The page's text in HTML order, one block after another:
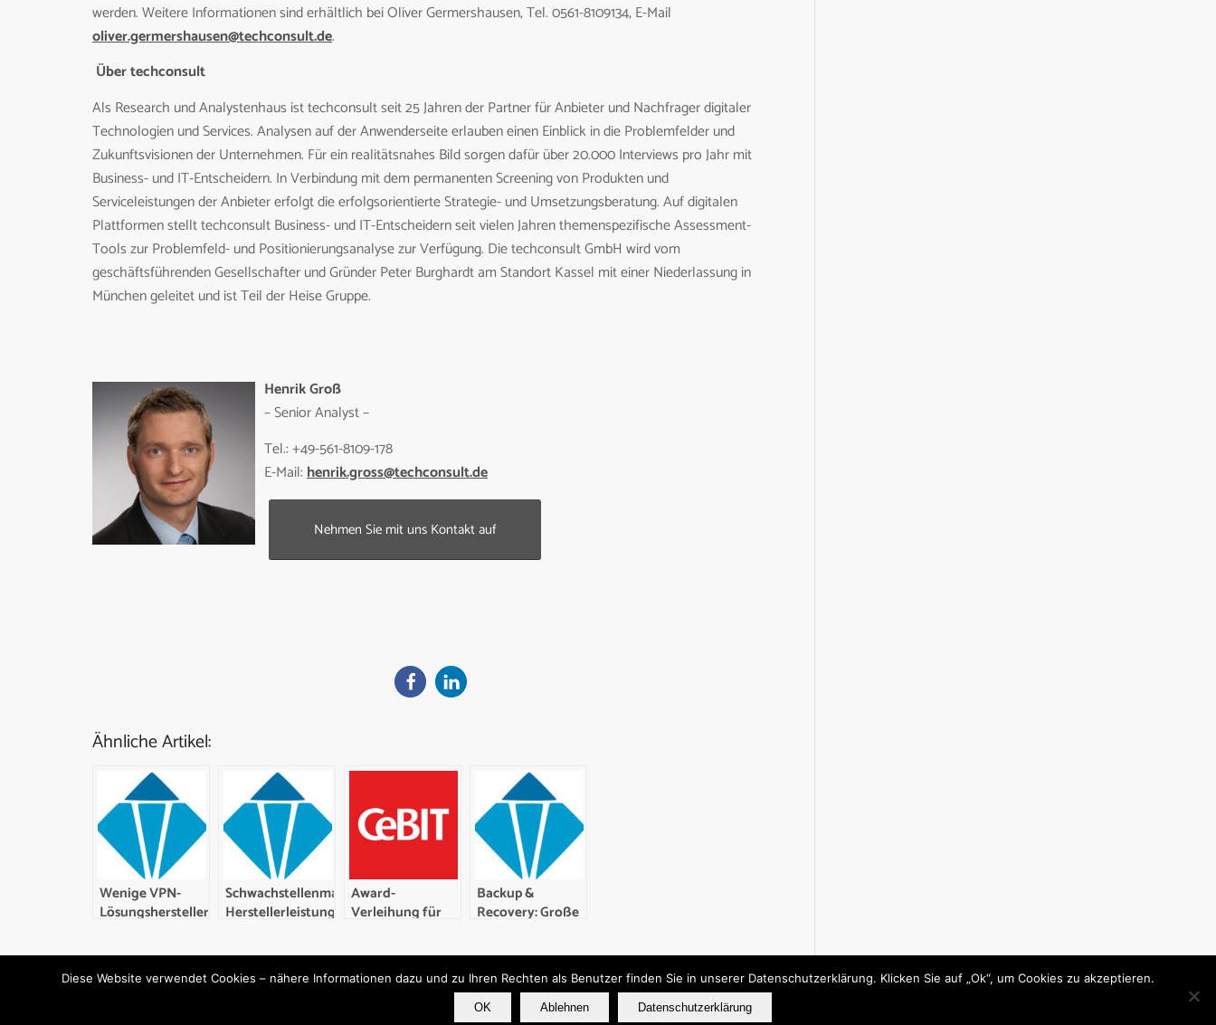
werden. Weitere Informationen sind erhältlich bei Oliver Germershausen, Tel. 0561-8109134, E-Mail
oliver.germershausen@techconsult.de.
Über techconsult
Als Research und Analystenhaus ist techconsult seit 25 Jahren der Partner für Anbieter und Nachfrager digitaler
Technologien und Services. Analysen auf der Anwenderseite erlauben einen Einblick in die Problemfelder und
Zukunftsvisionen der Unternehmen. Für ein realitätsnahes Bild sorgen dafür über 20.000 Interviews pro Jahr mit
Business- und IT-Entscheidern. In Verbindung mit dem permanenten Screening von Produkten und
Serviceleistungen der Anbieter erfolgt die erfolgsorientierte Strategie- und Umsetzungsberatung. Auf digitalen
Plattformen stellt techconsult Business- und IT-Entscheidern seit vielen Jahren themenspezifische Assessment-
Tools zur Problemfeld- und Positionierungsanalyse zur Verfügung. Die techconsult GmbH wird vom
geschäftsführenden Gesellschafter und Gründer Peter Burghardt am Standort Kassel mit einer Niederlassung in
München geleitet und ist Teil der Heise Gruppe.
Henrik Groß
– Senior Analyst –
Tel.: +49-561-8109-178
E-Mail:henrik.gross@techconsult.de
Nehmen Sie mit uns Kontakt auf
Ähnliche Artikel:
Wenige VPN-
Lösungshersteller
Bestnoten
Schwachstellenmanagement:
Herstellerleistung
Spannbreite
Award-
Verleihung für
Hersteller und -
Lösungen auf der
CeBIT
Backup &
Recovery: Große
Nachhaltigkeitsimage
der Hersteller
Diese Website verwendet Cookies – nähere Informationen dazu und zu Ihren Rechten als Benutzer finden Sie in unserer Datenschutzerklärung. Klicken Sie auf „Ok“, um Cookies zu akzeptieren.
OK Ablehnen Datenschutzerklärung